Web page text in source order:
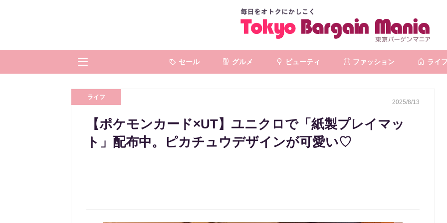
セール グルメ ビューティ ファッション ライフ
ライフ
2025/8/13
【ポケモンカード×UT】ユニクロで「紙製プレイマッ
ト」配布中。ピカチュウデザインが可愛い♡